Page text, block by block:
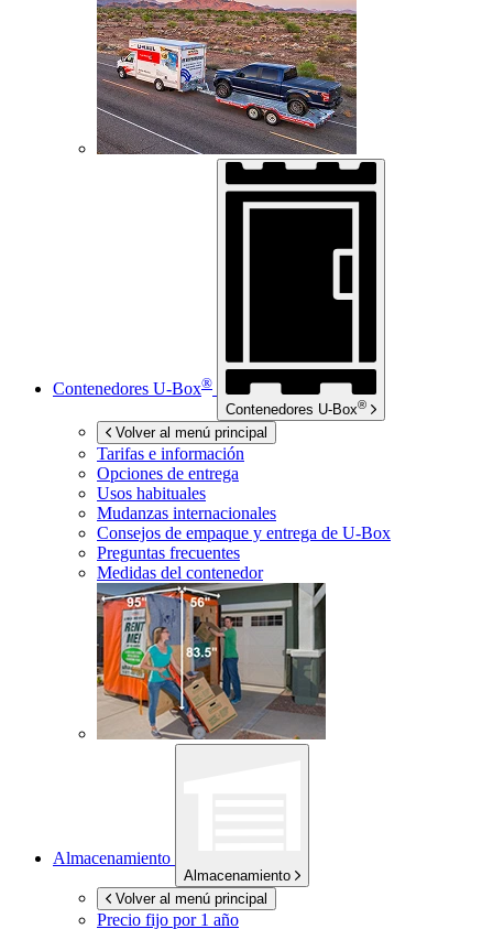
Contenedores U-Box®
Contenedores U-Box®
Volver al menú principal
Tarifas e información
Opciones de entrega
Usos habituales
Mudanzas internacionales
Consejos de empaque y entrega de U-Box
Preguntas frecuentes
Medidas del contenedor
Almacenamiento
Almacenamiento
Volver al menú principal
Precio fijo por 1 año